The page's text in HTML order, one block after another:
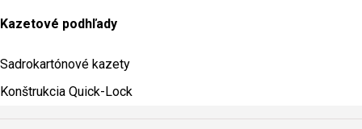
Kazetové podhľady
Sadrokartónové kazety
Konštrukcia Quick-Lock